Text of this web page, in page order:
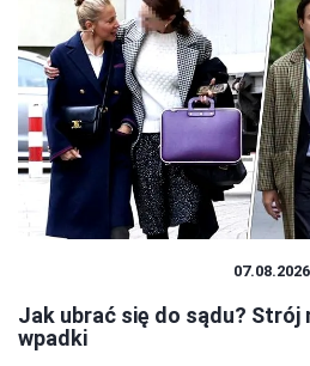
07.08.2026
Jak ubrać się do sądu? Strój
wpadki